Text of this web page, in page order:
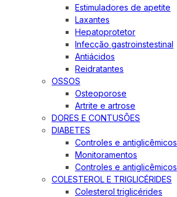
Estimuladores de apetite
Laxantes
Hepatoprotetor
Infecção gastroinstestinal
Antiácidos
Reidratantes
OSSOS
Osteoporose
Artrite e artrose
DORES E CONTUSÕES
DIABETES
Controles e antiglicêmicos
Monitoramentos
Controles e antiglicêmicos
COLESTEROL E TRIGLICÉRIDES
Colesterol triglicérides